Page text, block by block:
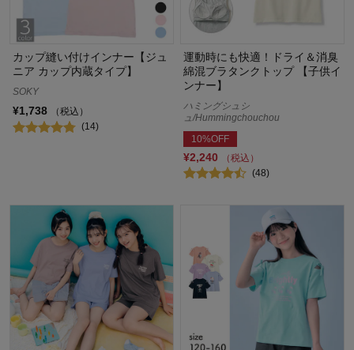
カップ縫い付けインナー【ジュ
ニア カップ内蔵タイプ】
SOKY
¥1,738
（税込）
(14)
運動時にも快適！ドライ＆消臭
綿混ブラタンクトップ 【子供イ
ンナー】
ハミングシュシ
ュ/Hummingchouchou
10%OFF
¥2,240
（税込）
(48)